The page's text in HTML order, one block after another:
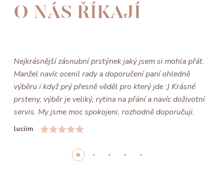
O NÁS ŘÍKAJÍ
Nejkrásnější zásnubní prstýnek jaký jsem si mohla přát.
Manžel navíc ocenil rady a doporučení paní ohledně
výběru i když prý přesně věděl pro který jde :) Krásné
prsteny, výběr je veliký, rytina na přání a navíc doživotní
servis. My jsme moc spokojeni, rozhodně doporučuji.
luciim